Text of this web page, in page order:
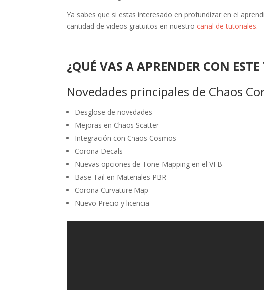
Ya sabes que si estas interesado en profundizar en el
cantidad de videos gratuitos en nuestro canal de tutoriales.
¿QUÉ VAS A APRENDER CON
Novedades principales de Chaos
Desglose de novedades
Mejoras en Chaos Scatter
Integración con Chaos Cosmos
Corona Decals
Nuevas opciones de Tone-Mapping en el VFB
Base Tail en Materiales PBR
Corona Curvature Map
Nuevo Precio y licencia